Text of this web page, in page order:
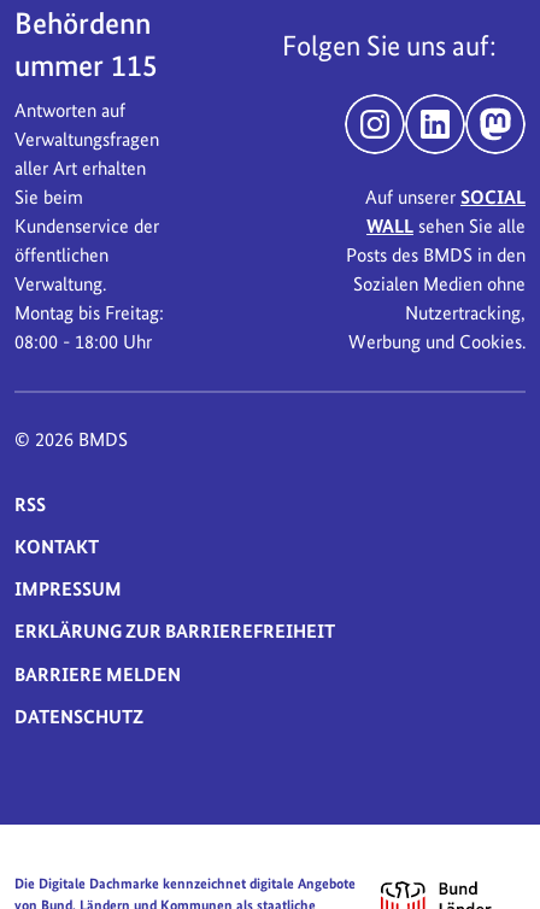
Behördenn
ummer 115
Antworten auf
Verwaltungsfragen
aller Art erhalten
Sie beim
Kundenservice der
öffentlichen
Verwaltung.
Montag bis Freitag:
08:00 - 18:00 Uhr
Folgen Sie uns auf:
InstagramLinkedIn
Auf unserer SOCIAL
WALLsehen Sie alle
Posts des BMDS in den
Sozialen Medien ohne
Nutzertracking,
Werbung und Cookies.
© 2026 BMDS
SERVICE-NAVIGATION FUSSBEREICH
RSS
KONTAKT
IMPRESSUM
ERKLÄRUNG ZUR BARRIEREFREIHEIT
BARRIERE MELDEN
DATENSCHUTZ
Die Digitale Dachmarke kennzeichnet digitale Angebote